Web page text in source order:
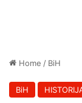
Home / BiH
BiH